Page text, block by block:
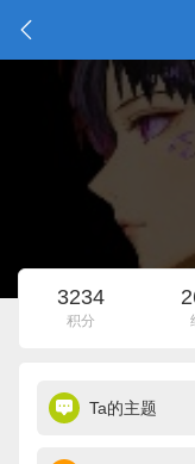
3234
积分
Ta的主题